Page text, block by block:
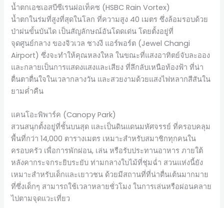
น้ำตกเอชเอสบีซีเรนฝอเท็คซ (HSBC Rain Vortex)
น้ำตกในร่มที่สูงที่สุดในโลก ที่ความสูง 40 เมตร ซึ่งล้อมรอบด้วย
ป่าฝนขั้นบันได เป็นสัญลักษณ์อันโดดเด่น โดยตั้งอยู่ที่
จุดศูนย์กลาง ของจิวเวล ชางงี แอร์พอร์ต (Jewel Changi
Airport) ซึ่งจะทำให้คุณหลงใหล ในขณะที่แสงอาทิตย์จับละออง
และกลายเป็นการแสดงแสงและเสียง ที่ลึกลับเหนือท้องฟ้า ที่น่า
ตื่นตาตื่นใจในเวลากลางวัน และสวยงามด้วยแสงไฟหลากสีสันใน
ยามค่ำคืน
แคนโอะพิพาร์ค (Canopy Park)
สวนสนุกตั้งอยู่ที่ชั้นบนสุด และเป็นดินแดนมหัศจรรย์ ที่ครอบคลุม
พื้นที่กว่า 14,000 ตารางเมตร เหมาะสำหรับสมาชิกทุกคนใน
ครอบครัว เพื่อการพักผ่อน, เล่น หรือรับประทานอาหาร ภายใต้
หลังคากระจกระยิบระยับ ท่ามกลางใบไม้ที่ชุ่มฉ่ำ สวนแห่งนี้ยัง
เหมาะสำหรับเด็กและเยาวชน ด้วยมีสถานที่ที่น่าตื่นเต้นมากมาย
ที่ซึ่งเด็กๆ สามารถใช้เวลาหลายชั่วโมง ในการเล่นหรือผ่อนคลาย
ไปตามจุดแวะเที่ยว